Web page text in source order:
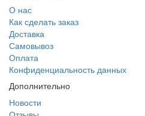
О нас
Как сделать заказ
Доставка
Самовывоз
Оплата
Конфиденциальность данных
Дополнительно
Новости